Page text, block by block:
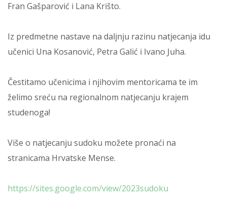
Fran Gašparović i Lana Krišto.
Iz predmetne nastave na daljnju razinu natjecanja idu
učenici Una Kosanović, Petra Galić i Ivano Juha.
Čestitamo učenicima i njihovim mentoricama te im
želimo sreću na regionalnom natjecanju krajem
studenoga!
Više o natjecanju sudoku možete pronaći na
stranicama Hrvatske Mense.
https://sites.google.com/view/2023sudoku